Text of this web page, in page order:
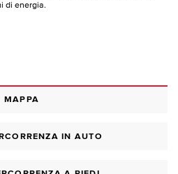
di energia.
MAPPA
IN AUTO